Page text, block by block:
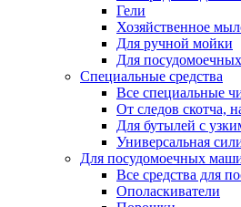
Гели
Хозяйственное
Для ручной мойки
Для
Специальные средства
Все специальные
От следов скотча,
Для бутылей с
Универсальная
Для посудомоечных
Все средства для
Ополаскиватели